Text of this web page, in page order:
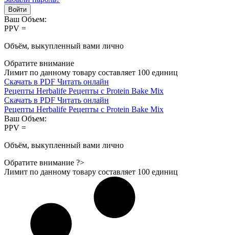
Войти
Ваш Объем:
PPV =
Объём, выкупленный вами лично
Обратите внимание
Лимит по данному товару составляет 100 единиц
Скачать в PDF Читать онлайн
Рецепты Herbalife Рецепты с Protein Bake Mix
Скачать в PDF Читать онлайн
Рецепты Herbalife Рецепты с Protein Bake Mix
Ваш Объем:
PPV =
Объём, выкупленный вами лично
Обратите внимание ?>
Лимит по данному товару составляет 100 единиц